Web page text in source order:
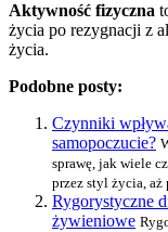
Aktywność fizyczna
życia po rezygnacji z
życia.
Podobne posty:
Czynniki
samopoczucie?
sprawę, jak wiele
przez styl życia, aż
Rygorystyczne
żywieniowe